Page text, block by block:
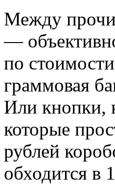
Между
—
по
граммовая
Или кнопки,
которые
рублей
обходится в